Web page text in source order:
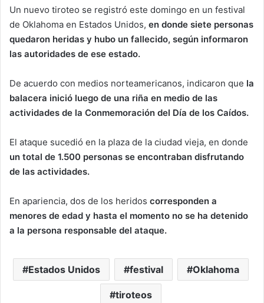
Un nuevo tiroteo se registró este domingo en un festival
de Oklahoma en Estados Unidos, en donde siete personas
quedaron heridas y hubo un fallecido, según informaron
las autoridades de ese estado.
De acuerdo con medios norteamericanos, indicaron que la
balacera inició luego de una riña en medio de las
actividades de la Conmemoración del Día de los Caídos.
El ataque sucedió en la plaza de la ciudad vieja, en donde
un total de 1.500 personas se encontraban disfrutando
de las actividades.
En apariencia, dos de los heridos corresponden a
menores de edad y hasta el momento no se ha detenido
a la persona responsable del ataque.
Estados Unidos festival Oklahoma
tiroteos